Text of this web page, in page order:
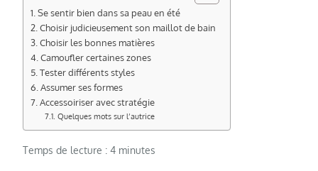
Se sentir bien dans sa peau en été
Choisir judicieusement son maillot de bain
Choisir les bonnes matières
Camoufler certaines zones
Tester différents styles
Assumer ses formes
Accessoiriser avec stratégie
Quelques mots sur l’autrice
Temps de lecture :4 minutes